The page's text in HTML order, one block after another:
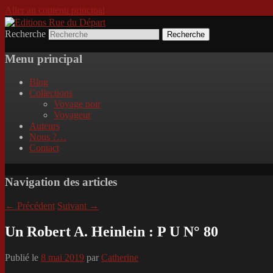
Aller au contenu principal
Editions Rue du Départ
Incitation au voyage, du roman noir au
Recherche
Menu principal
Blog
Collections
Voyage noir
Voyageur
Auteurs
Nous ?…
Contact
Navigation des articles
← Précédent Suivant →
Un Robert A. Heinlein : P U N° 80
Publié le 8 mai 2019 par Catherine